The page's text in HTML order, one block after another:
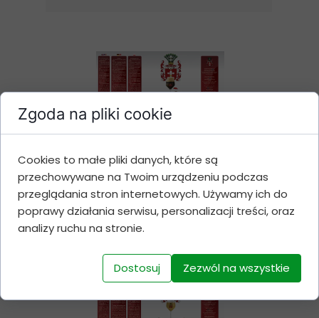
Belgian Christmas Ale
1,7 KG
Cena 52 zł
Zgoda na pliki cookie
Cookies to małe pliki danych, które są
przechowywane na Twoim urządzeniu podczas
przeglądania stron internetowych. Używamy ich do
poprawy działania serwisu, personalizacji treści, oraz
analizy ruchu na stronie.
Dostosuj Zezwól na wszystkie